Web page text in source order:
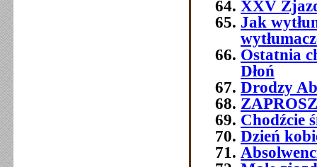
XXV
Jak
Ostatnia
Dłoń
Drodzy
Chodźcie
Dzień